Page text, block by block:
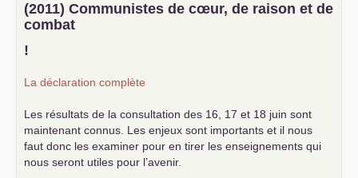
(2011) Communistes de cœur, de raison et de
combat
!
La déclaration complète
Les résultats de la consultation des 16, 17 et 18 juin sont
maintenant connus. Les enjeux sont importants et il nous
faut donc les examiner pour en tirer les enseignements qui
nous seront utiles pour l’avenir.